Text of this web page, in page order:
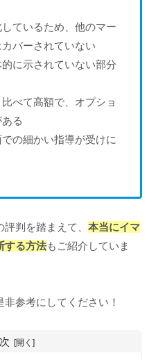
ているため、他のマー
バーされていない
に示されていない部分
べて高額で、オプショ
る​
の細かい指導が受けに
判を踏まえて、 本当にイマ
する方法もご紹介していま
参考にしてください！